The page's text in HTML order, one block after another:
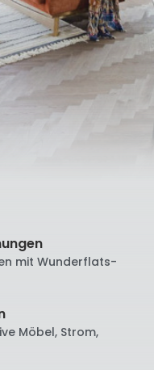
mit Wunderflats-
Möbel, Strom,